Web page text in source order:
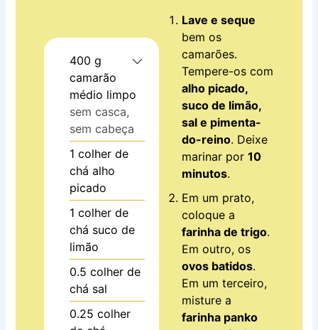
400 g
camarão
médio limpo
sem casca,
sem cabeça
1 colher de
chá alho
picado
1 colher de
chá suco de
limão
0.5 colher de
chá sal
0.25 colher
Lave e seque
bem os
camarões.
Tempere-os com
alho picado,
suco de limão,
sal e pimenta-
do-reino. Deixe
marinar por 10
minutos.
Em um prato,
coloque a
farinha de trigo.
Em outro, os
ovos batidos.
Em um terceiro,
misture a
farinha panko